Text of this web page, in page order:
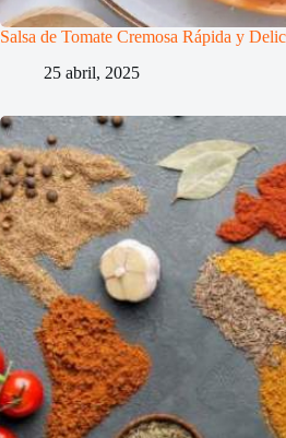
Salsa de Tomate Cremosa Rápida y
25 abril, 2025